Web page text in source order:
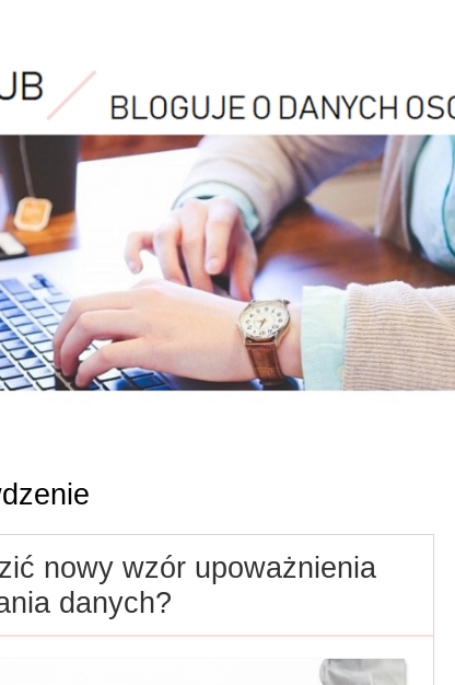
nowy wzór upoważnienia
danych?